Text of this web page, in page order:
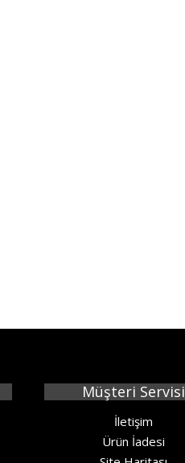
Müşteri Servisi
İletişim
Ürün İadesi